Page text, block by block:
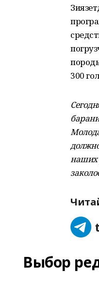
300
наших
Выбор